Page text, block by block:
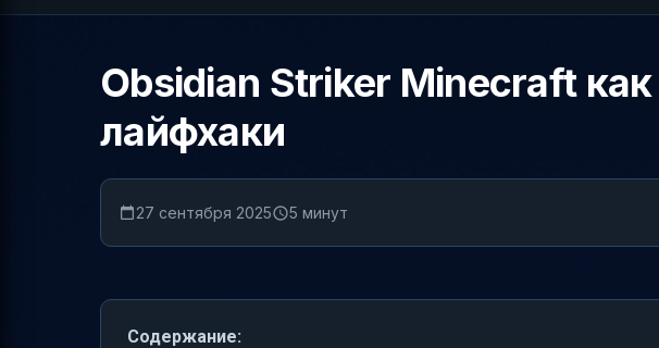
Obsidian Striker Minecraft
лайфхаки
27 сентября 2025 5 минут
Содержание: